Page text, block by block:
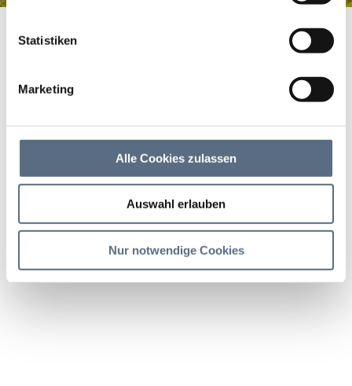
Statistiken
Marketing
Alle Cookies zulassen
Auswahl erlauben
Nur notwendige Cookies
MeinBankerl Familienweg
Themenweg, Wandern/Berge
:50 h
Strecke
3.1 km 86 hm
Abstieg
88 hm